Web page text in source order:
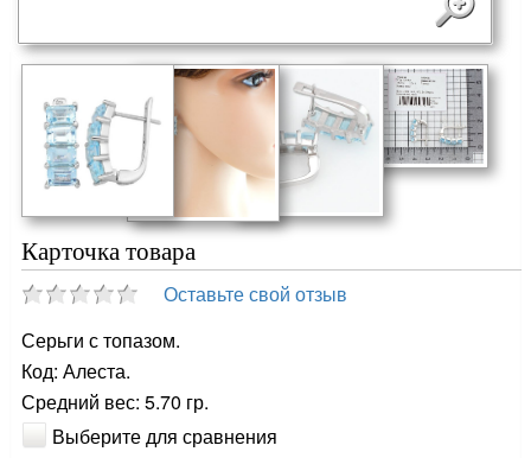
Карточка товара
Оставьте свой отзыв
Серьги с топазом.
Код: Алеста.
Средний вес: 5.70 гр.
Выберите для сравнения